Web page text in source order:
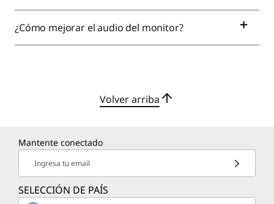
¿Cómo mejorar el audio del monitor?
Volver arriba
Mantente conectado
Ingresa tu email
SELECCIÓN DE PAÍS